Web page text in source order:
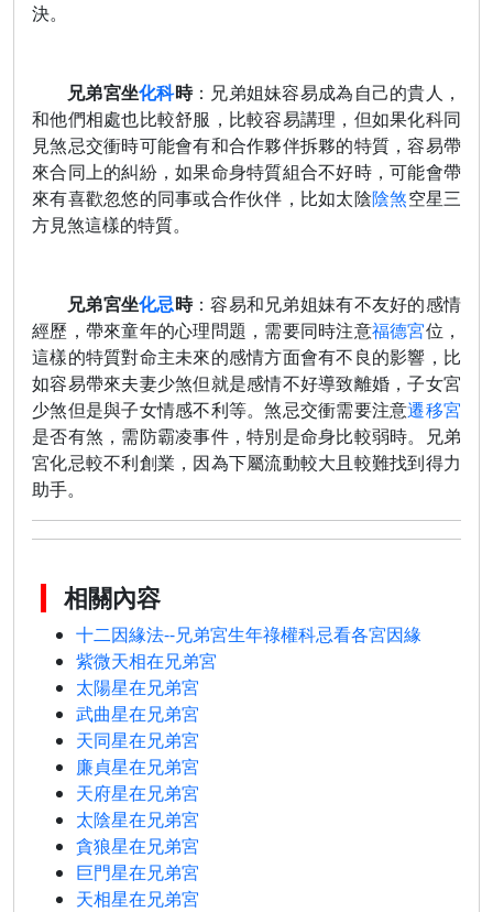
決。
兄弟宮坐化科時：兄弟姐妹容易成為自己的貴人，
和他們相處也比較舒服，比較容易講理，但如果化科同
見煞忌交衝時可能會有和合作夥伴拆夥的特質，容易帶
來合同上的糾紛，如果命身特質組合不好時，可能會帶
來有喜歡忽悠的同事或合作伙伴，比如太陰陰煞空星三
方見煞這樣的特質。
兄弟宮坐化忌時：容易和兄弟姐妹有不友好的感情
經歷，帶來童年的心理問題，需要同時注意福德宮位，
這樣的特質對命主未來的感情方面會有不良的影響，比
如容易帶來夫妻少煞但就是感情不好導致離婚，子女宮
少煞但是與子女情感不利等。煞忌交衝需要注意遷移宮
是否有煞，需防霸凌事件，特別是命身比較弱時。兄弟
宮化忌較不利創業，因為下屬流動較大且較難找到得力
助手。
相關內容
十二因緣法--兄弟宮生年祿權科忌看各宮因緣
紫微天相在兄弟宮
太陽星在兄弟宮
武曲星在兄弟宮
天同星在兄弟宮
廉貞星在兄弟宮
天府星在兄弟宮
太陰星在兄弟宮
貪狼星在兄弟宮
巨門星在兄弟宮
天相星在兄弟宮